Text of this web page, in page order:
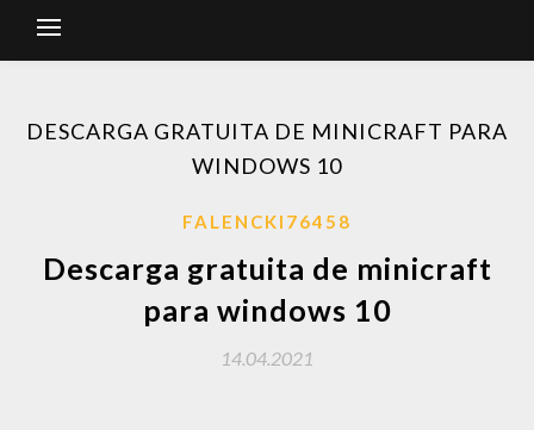
DESCARGA GRATUITA DE MINICRAFT PARA
WINDOWS 10
FALENCKI76458
Descarga gratuita de minicraft
para windows 10
14.04.2021